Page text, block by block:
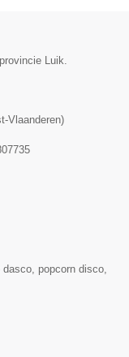
Luik.
Vlaanderen)
popcorn disco,